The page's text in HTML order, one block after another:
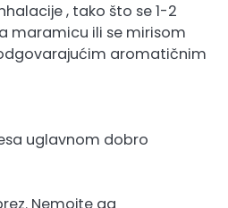
, tako što se 1-2
maramicu ili se mirisom
aromatičnim
uglavnom dobro